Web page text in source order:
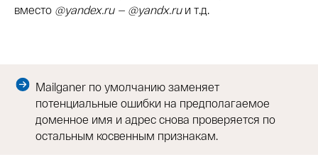
вместо @yandex.ru — @yandx.ruи т.д.
Mailganer по умолчанию заменяет
потенциальные ошибки на предполагаемое
доменное имя и адрес снова проверяется по
остальным косвенным признакам.